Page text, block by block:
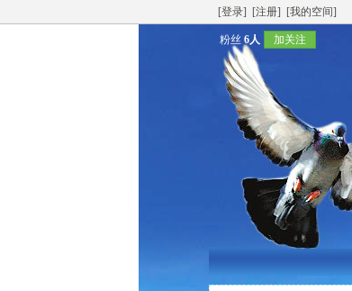
[登录] [注册] [我的空间]
粉丝 6人 加关注